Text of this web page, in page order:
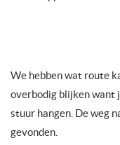
We hebben wat route
overbodig blijken want
stuur hangen. De weg
gevonden.